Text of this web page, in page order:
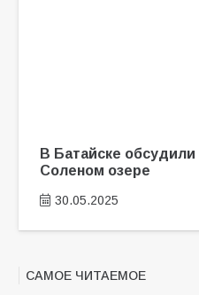
В Батайске
Соленом озере
30.05.2025
САМОЕ ЧИТАЕМОЕ